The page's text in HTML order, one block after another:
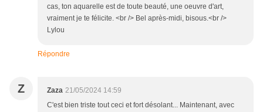
cas, ton aquarelle est de toute beauté, une oeuvre d'art,
vraiment je te félicite. <br /> Bel après-midi, bisous.<br />
Lylou
Répondre
Z Zaza 21/05/2024 14:59
C'est bien triste tout ceci et fort désolant... Maintenant, avec